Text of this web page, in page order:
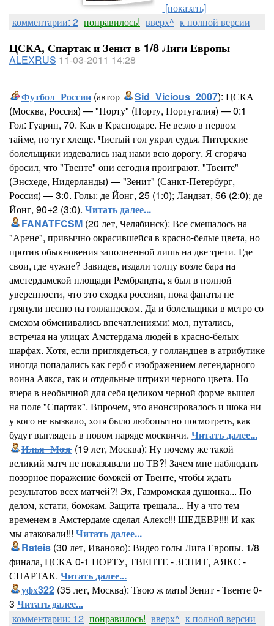
[показать]
комментарии: 2 понравилось! вверх^ к полной версии
ЦСКА, Спартак и Зенит в 1/8 Лиги Европы
ALEXRUS 11-03-2011 14:28
Футбол_России (автор Sid_Vicious_2007): ЦСКА
(Москва, Россия) — "Порту" (Порту, Португалия) — 0:1
Гол: Гуарин, 70. Как в Краснодаре. Не везло в первом
тайме, но тут хлеще. Чистый гол украл судья. Питерские
болельщики издевались над нами всю дорогу. Я сгоряча
бросил, что "Твенте" они сегодня проиграют. "Твенте"
(Энсхеде, Нидерланды) — "Зенит" (Санкт-Петербург,
Россия) — 3:0. Голы: де Йонг, 25 (1:0); Ландзат, 56 (2:0); де
Йонг, 90+2 (3:0). Читать далее...
FANATFCSM (20 лет, Челябинск): Все смешалось на
"Арене", привычно окрасившейся в красно-белые цвета, но
против обыкновения заполненной лишь на две трети. Где
свои, где чужие? Завидев, издали толпу возле бара на
амстердамской площади Рембрандта, я был в полной
уверенности, что это сходка россиян, пока фанаты не
грянули песню на голландском. Да и болельщики в метро со
смехом обменивались впечатлениями: мол, путались,
встречая на улицах Амстердама людей в красно-белых
шарфах. Хотя, если приглядеться, у голландцев в атрибутике
иногда попадались как герб с изображением легендарного
воина Аякса, так и отдельные штрихи черного цвета. Но
вчера в необычной для себя целиком черной форме вышел
на поле "Спартак". Впрочем, это анонсировалось и шока ни
у кого не вызвало, хотя было любопытно посмотреть, как
будут выглядеть в новом наряде москвичи. Читать далее...
Илья_Мозг (19 лет, Москва): Ну почему же такой
великий матч не показывали по ТВ?! Зачем мне наблюдать
позорное поражение бомжей от Твенте, чтобы ждать
результатов всех матчей?! Эх, Газмромская душонка... По
делом, кстати, бомжам. Защита трещала... Ну а что тем
временем в Амстердаме сделал Алекс!!! ШЕДЕВР!!!! И как
мы атаковали!!! Читать далее...
Rateis (30 лет, Иваново): Видео голы Лига Европы. 1/8
финала, ЦСКА 0-1 ПОРТУ, ТВЕНТЕ - ЗЕНИТ, АЯКС -
СПАРТАК. Читать далее...
уфх322 (35 лет, Москва): Твою ж мать! Зенит - Твенте 0-
3 Читать далее...
комментарии: 12 понравилось! вверх^ к полной версии